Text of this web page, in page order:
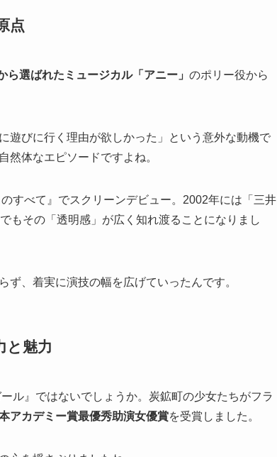
点
ら選ばれたミュージカル「アニー」 のポリー役から
遊びに行く理由が欲しかった」という意外な動機で
然体なエピソードですよね。
すべて』でスクリーンデビュー。2002年には「三井
もその「透明感」が広く知れ渡ることになりまし
、着実に演技の幅を広げていったんです。
と魅力
ル』ではないでしょうか。炭鉱町の少女たちがフラ
アカデミー賞最優秀助演女優賞を受賞しました。